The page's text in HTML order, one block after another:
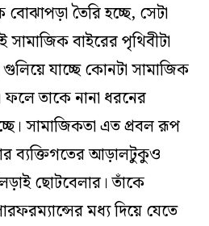
তৈরি হচ্ছে, সেটা
বাইরের পৃথিবীটা
যাচ্ছে কোনটা সামাজিক
তাকে নানা ধরনের
সামাজিকতা এত প্রবল রূপ
ব্যক্তিগতের আড়ালটুকুও
ছোটবেলার। তাঁকে
মধ্য দিয়ে যেতে